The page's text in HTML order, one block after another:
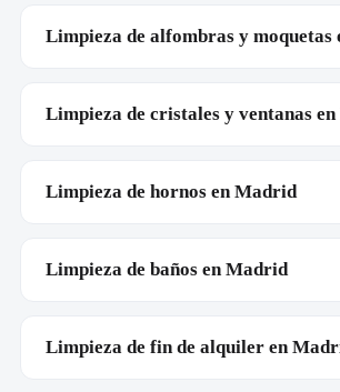
Limpieza de alfombras y moquetas
Limpieza de cristales y ventanas
Limpieza de hornos en Madrid
Limpieza de baños en Madrid
Limpieza de fin de alquiler en